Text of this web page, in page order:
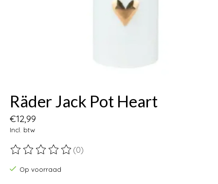
Räder Jack Pot Heart
€12,99
Incl. btw
De beoordeling van dit product is
(0)
Op voorraad